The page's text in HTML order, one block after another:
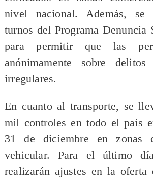
nivel nacional. Además, se
turnos del Programa Denuncia
para permitir que las
anónimamente sobre
irregulares.
En cuanto al transporte, se
mil controles en todo el país
31 de diciembre en zonas
vehicular. Para el último
realizarán ajustes en la oferta